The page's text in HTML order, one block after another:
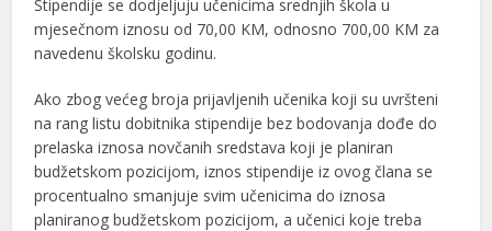
Stipendije se dodjeljuju učenicima srednjih škola u
mjesečnom iznosu od 70,00 KM, odnosno 700,00 KM za
navedenu školsku godinu.
Ako zbog većeg broja prijavljenih učenika koji su uvršteni
na rang listu dobitnika stipendije bez bodovanja dođe do
prelaska iznosa novčanih sredstava koji je planiran
budžetskom pozicijom, iznos stipendije iz ovog člana se
procentualno smanjuje svim učenicima do iznosa
planiranog budžetskom pozicijom, a učenici koje treba